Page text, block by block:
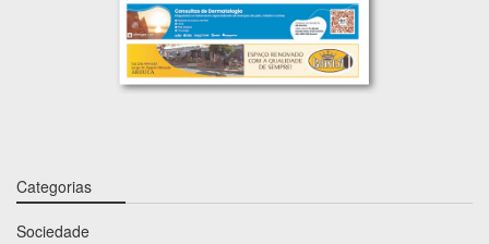
Categorias
Sociedade